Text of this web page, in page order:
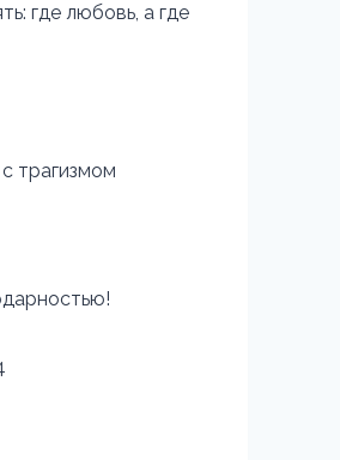
где любовь, а где
трагизмом